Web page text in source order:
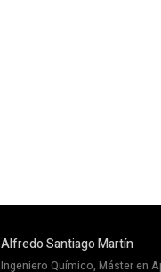
Alfredo Santiago Martín
Ingeniero Químico, Máster en